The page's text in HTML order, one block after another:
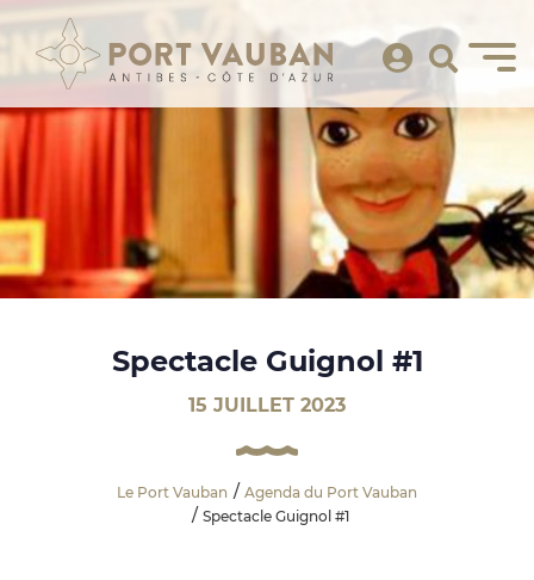
Spectacle Guignol #1
15 JUILLET 2023
Le Port Vauban
Agenda du Port Vauban
Spectacle Guignol #1